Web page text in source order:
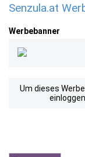
Senzula.at
Werbebanner
Um dieses